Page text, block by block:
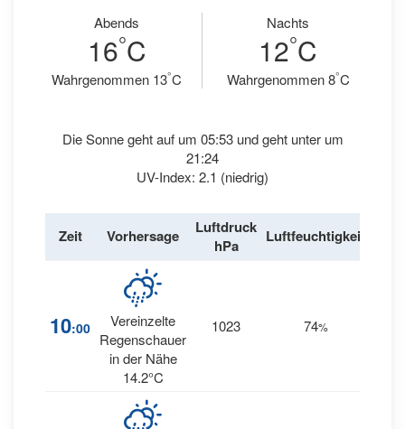
Abends
16°C
Wahrgenommen 13°C
Nachts
12°C
Wahrgenommen 8°C
Die Sonne geht auf um 05:53 und geht unter um
21:24
UV-Index: 2.1 (niedrig)
Zeit Vorhersage
Luftdruck
hPa
Luftfeuchtigkeit
10:00
Vereinzelte
Regenschauer
in der Nähe
14.2°C
1023 74%